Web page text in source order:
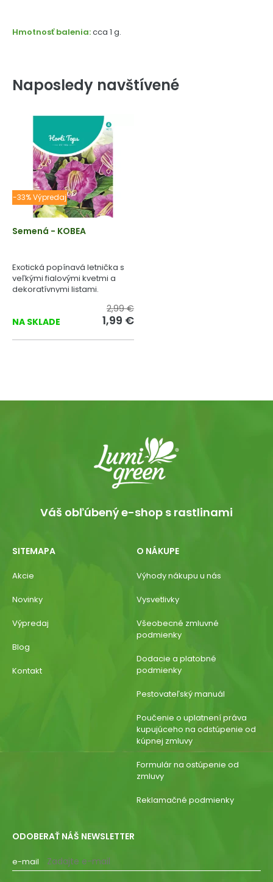
Hmotnosť balenia:cca 1 g.
Naposledy navštívené
-33% Výpredaj
Semená - KOBEA
Exotická popínavá letnička s
veľkými fialovými kvetmi a
dekoratívnymi listami.
NA SKLADE
2,99 €
1,99 €
Váš obľúbený e-shop s rastlinami
SITEMAPA
Akcie
Novinky
Výpredaj
Blog
Kontakt
O NÁKUPE
Výhody nákupu u nás
Vysvetlivky
Všeobecné zmluvné
podmienky
Dodacie a platobné
podmienky
Pestovateľský manuál
Poučenie o uplatnení práva
kupujúceho na odstúpenie od
kúpnej zmluvy
Formulár na ostúpenie od
zmluvy
Reklamačné podmienky
ODOBERAŤ NÁŠ NEWSLETTER
e-mail